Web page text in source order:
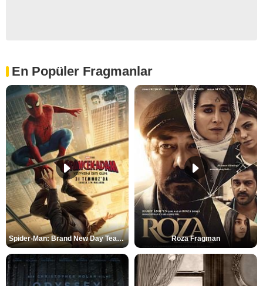
En Popüler Fragmanlar
Spider-Man: Brand New Day Teaser Roza Fragman